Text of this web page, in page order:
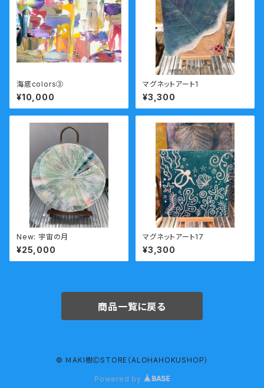
海底colors③
¥10,000
マグネットアート1
¥3,300
New: 宇宙の月
¥25,000
マグネットアート17
¥3,300
商品一覧に戻る
© ＭAKI樹ⒸSTORE（ALOHAHOKUSHOP）
Powered by